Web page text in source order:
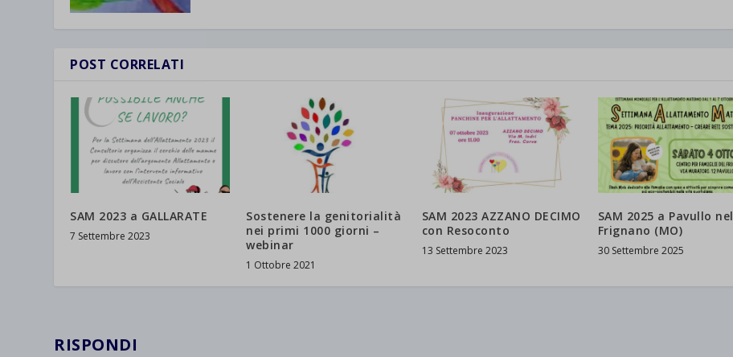
POST CORRELATI
SAM 2023 a GALLARATE
7 Settembre 2023
Sostenere la genitorialità
nei primi 1000 giorni –
webinar
1 Ottobre 2021
SAM 2023 AZZANO DECIMO
con Resoconto
13 Settembre 2023
SAM 2025 a Pavullo nel
Frignano (MO)
30 Settembre 2025
RISPONDI